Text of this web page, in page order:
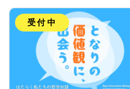
受付中